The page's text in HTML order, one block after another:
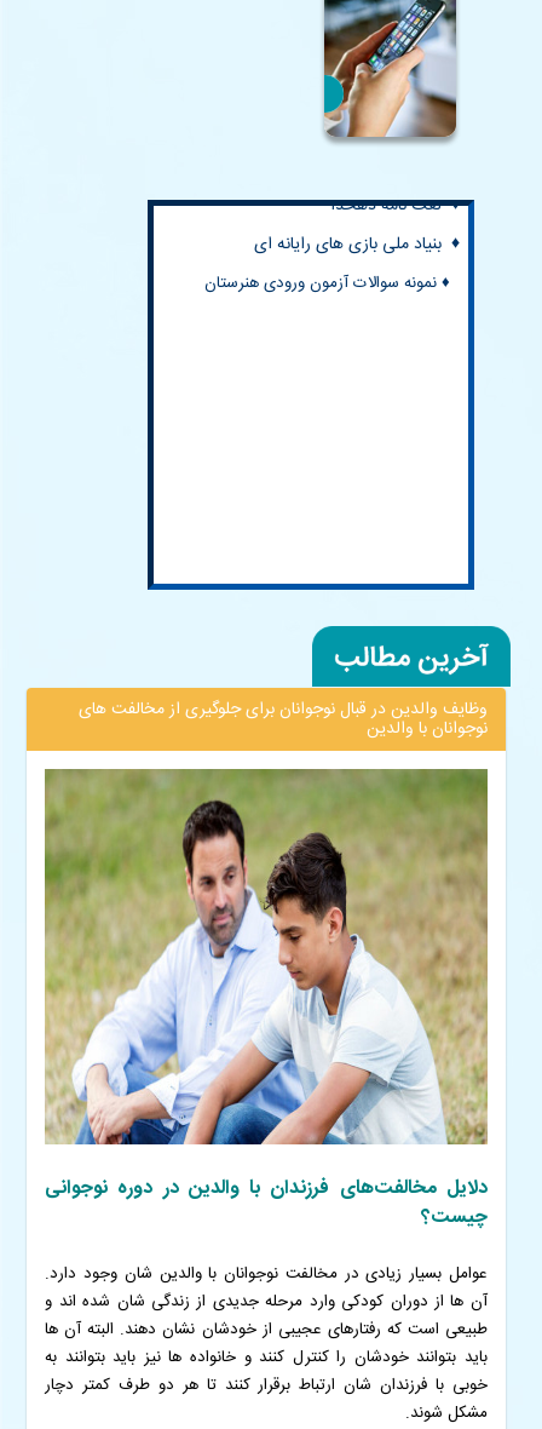
♦خانه ریاضیات اصفهان
♦ کتابخانه مرکزی ایران
♦المپیادهای علمی ایران
♦ لغت نامه دهخدا
♦ نمونه سوالات آزمون ورودی هنرستان
وظایف والدین در قبال نوجوانان برای جلوگیری از مخالفت های
نوجوانان با والدین
دلایل مخالفت‌های فرزندان با والدین در دوره نوجوانی
چیست؟
عوامل بسیار زیادی در مخالفت نوجوانان با والدین شان وجود دارد.
آن ها از دوران کودکی وارد مرحله جدیدی از زندگی شان شده اند و
طبیعی است که رفتارهای عجیبی از خودشان نشان دهند. البته آن ها
باید بتوانند خودشان را کنترل کنند و خانواده ها نیز باید بتوانند به
خوبی با فرزندان شان ارتباط برقرار کنند تا هر دو طرف کمتر دچار
مشکل شوند.